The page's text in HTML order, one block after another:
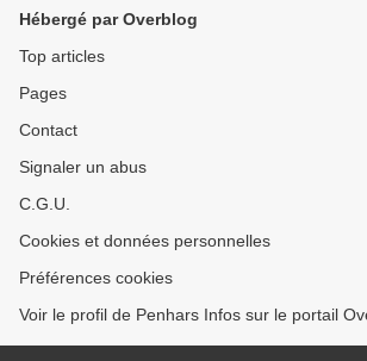
Hébergé par Overblog
Top articles
Pages
Contact
Signaler un abus
C.G.U.
Cookies et données personnelles
Préférences cookies
Voir le profil de Penhars Infos sur le portail